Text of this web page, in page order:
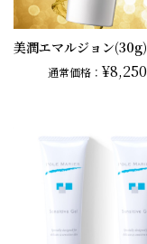
美潤エマルジョン(30g)
通常価格：¥8,250